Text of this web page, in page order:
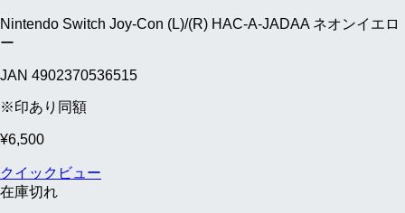
Nintendo Switch Joy-Con (L)/(R) HAC-A-JADAA ネオンイエロ
ー
JAN 4902370536515
※印あり同額
¥6,500
クイックビュー
在庫切れ